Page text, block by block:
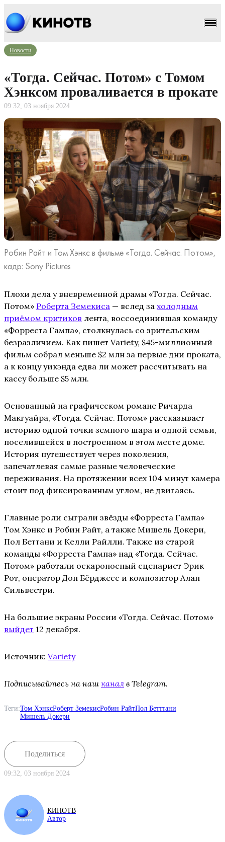
Новости
«Тогда. Сейчас. Потом» с Томом
Хэнксом проваливается в прокате
09:32, 03 ноября 2024
Робин Райт и Том Хэнкс в фильме «Тогда. Сейчас. Потом»,
кадр: Sony Pictures
Плохи дела у вневременной драмы «Тогда. Сейчас.
Потом» Роберта Земекиса — вслед за холодным
приёмом критиков лента, воссоединившая команду
«Форреста Гампа», столкнулась со зрительским
безразличием. Как пишет Variety, $45-миллионный
фильм собрал меньше $2 млн за первые дни проката,
а к концу уикэнда едва ли может рассчитывать на
кассу больше $5 млн.
Основанный на графическом романе Ричарда
Макгуайра, «Тогда. Сейчас. Потом» рассказывает
историю одной точки земного шара и одной семьи,
поселившейся в построенном в этом месте доме.
История путешествует через поколения,
запечатлевая самые разные человеческие
переживания. На протяжении всех 104 минут камера
стоит под фиксированным углом, не двигаясь.
Главные роли сыграли звёзды «Форреста Гампа»
Том Хэнкс и Робин Райт, а также Мишель Докери,
Пол Беттани и Келли Райлли. Также из старой
команды «Форреста Гампа» над «Тогда. Сейчас.
Потом» работали оскароносный сценарист Эрик
Рот, оператор Дон Бёрджесс и композитор Алан
Сильвестри.
На большие экраны России «Тогда. Сейчас. Потом»
выйдет 12 декабря.
Источник: Variety
Подписывайтесь на наш канал в Telegram.
Теги:Том ХэнксРоберт ЗемекисРобин РайтПол Бетттани
Мишель Докери
Поделиться
09:32, 03 ноября 2024
КИНОТВ
Автор